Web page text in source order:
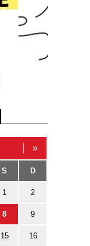
»
S D
1 2
8 9
15 16